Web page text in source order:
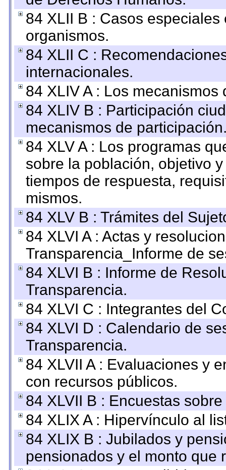
84 XLII B : Casos
organismos.
84 XLII C :
internacionales.
84 XLIV A : Los
84 XLIV B : Participación
mecanismos de
84 XLV A : Los programas
sobre la población, objetivo
tiempos de respuesta,
mismos.
84 XLV B : Trámites del
84 XLVI A : Actas y
Transparencia_Informe de
84 XLVI B : Informe de
Transparencia.
84 XLVI C : Integrantes del
84 XLVI D : Calendario de
Transparencia.
84 XLVII A : Evaluaciones y
con recursos públicos.
84 XLVII B : Encuestas
84 XLIX A : Hipervínculo al
84 XLIX B : Jubilados y
pensionados y el monto que